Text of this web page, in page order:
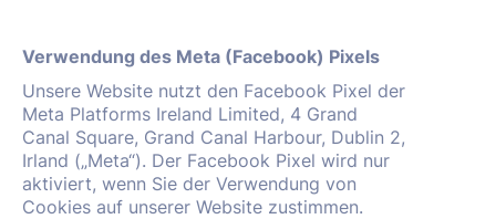
Verwendung des Meta (Facebook) Pixels
Unsere Website nutzt den Facebook Pixel der
Meta Platforms Ireland Limited, 4 Grand
Canal Square, Grand Canal Harbour, Dublin 2,
Irland („Meta“). Der Facebook Pixel wird nur
aktiviert, wenn Sie der Verwendung von
Cookies auf unserer Website zustimmen.